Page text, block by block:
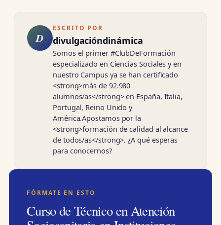
D
ESCRITO POR
divulgacióndinámica
Somos el primer #ClubDeFormación
especializado en Ciencias Sociales y en
nuestro Campus ya se han certificado
<strong>más de 92.980
alumnos/as</strong> en España, Italia,
Portugal, Reino Unido y
América.Apostamos por la
<strong>formación de calidad al alcance
de todos/as</strong>. ¿A qué esperas
para conocernos?
FÓRMATE EN ESTO
Curso de Técnico en Atención